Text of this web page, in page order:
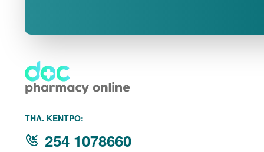
THΛ. ΚΕΝΤΡΟ:
254 1078660